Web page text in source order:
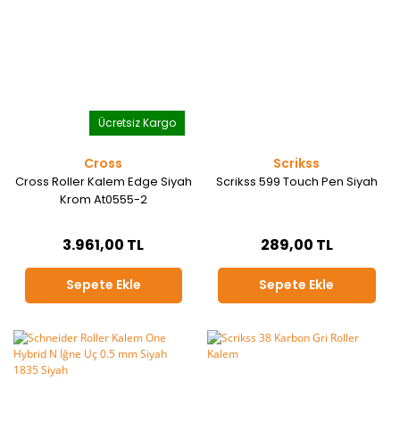
Ücretsiz Kargo
Cross
Cross Roller Kalem Edge Siyah
Krom At0555-2
3.961,00 TL
Sepete Ekle
Scrikss
Scrikss 599 Touch Pen Siyah
289,00 TL
Sepete Ekle